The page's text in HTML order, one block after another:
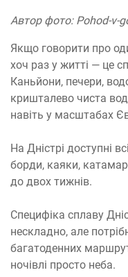
Автор фото: Pohod-v-
Якщо говорити про
хоч раз у житті — це
Каньйони, печери,
кришталево чиста
навіть у масштабах
На Дністрі доступні
борди, каяки,
до двох тижнів.
Специфіка сплаву
нескладно, але
багатоденних
ночівлі просто неба.